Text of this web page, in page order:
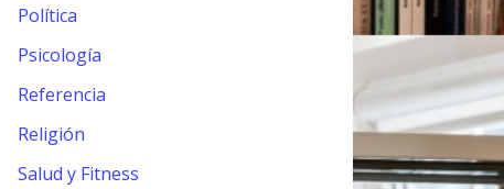
Política
Psicología
Referencia
Religión
Salud y Fitness